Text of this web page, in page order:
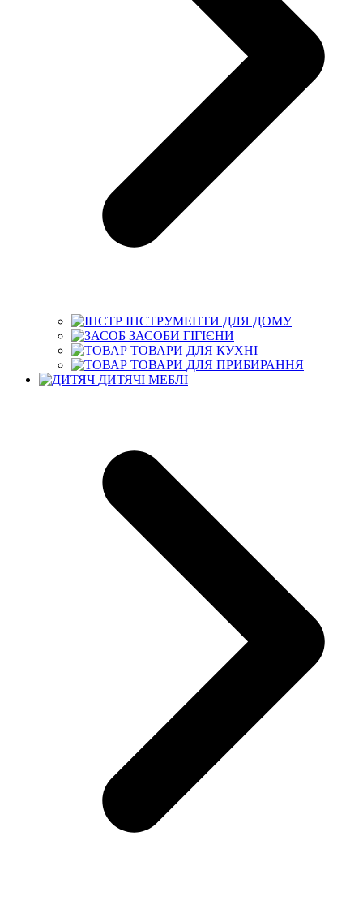
ІНСТРУМЕНТИ ДЛЯ ДОМУ
ЗАСОБИ ГІГІЄНИ
ТОВАРИ ДЛЯ КУХНІ
ТОВАРИ ДЛЯ ПРИБИРАННЯ
ДИТЯЧІ МЕБЛІ